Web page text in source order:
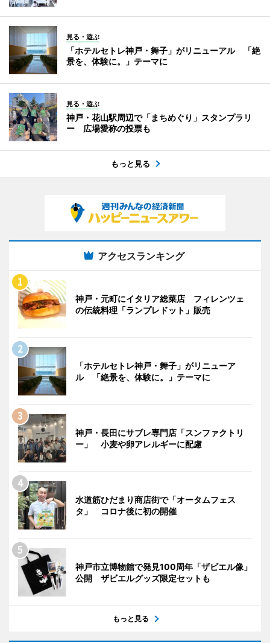
見る・遊ぶ
「ホテルセトレ神戸・舞子」がリニューアル 「絶
景を、体験に。」テーマに
見る・遊ぶ
神戸・花山駅周辺で「まちめぐり」スタンプラリ
ー 広場愛称の投票も
もっと見る
アクセスランキング
神戸・元町にイタリア総菜店 フィレンツェ
の伝統料理「ランプレドット」販売
「ホテルセトレ神戸・舞子」がリニューア
ル 「絶景を、体験に。」テーマに
神戸・長田にサブレ専門店「スンファクトリ
ー」 小麦や卵アレルギーに配慮
水道筋ひだまり商店街で「オータムフェス
タ」 コロナ後に初の開催
神戸市立博物館で発見100周年「ザビエル像」
公開 ザビエルグッズ限定セットも
もっと見る